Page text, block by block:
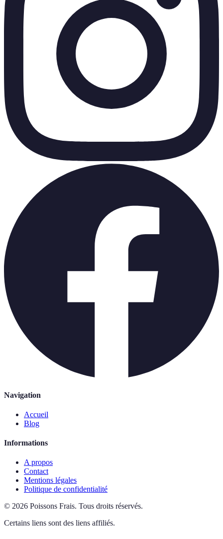
Navigation
Accueil
Blog
Informations
A propos
Contact
Mentions légales
Politique de confidentialité
© 2026 Poissons Frais. Tous droits réservés.
Certains liens sont des liens affiliés.